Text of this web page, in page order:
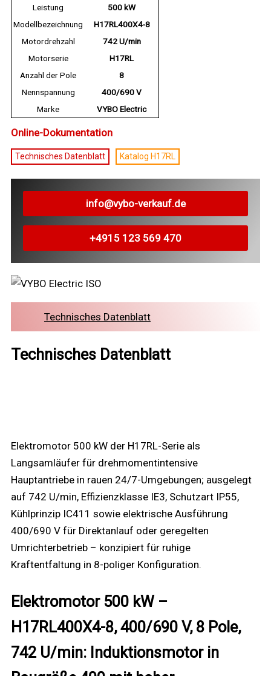
Leistung
500 kW
Modellbezeichnung
H17RL400X4-8
Motordrehzahl
742 U/min
Motorserie
H17RL
Anzahl der Pole
8
Nennspannung
400/690 V
Marke
VYBO Electric
Online-Dokumentation
Technisches Datenblatt Katalog H17RL
info@vybo-verkauf.de
+4915 123 569 470
Technisches Datenblatt
Technisches Datenblatt
Elektromotor 500 kW der H17RL-Serie als
Langsamläufer für drehmomentintensive
Hauptantriebe in rauen 24/7-Umgebungen; ausgelegt
auf 742 U/min, Effizienzklasse IE3, Schutzart IP55,
Kühlprinzip IC411 sowie elektrische Ausführung
400/690 V für Direktanlauf oder geregelten
Umrichterbetrieb – konzipiert für ruhige
Kraftentfaltung in 8-poliger Konfiguration.
Elektromotor 500 kW –
H17RL400X4-8, 400/690 V, 8 Pole,
742 U/min: Induktionsmotor in